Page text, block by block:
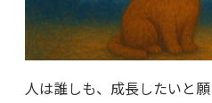
人は誰しも、成長したいと願